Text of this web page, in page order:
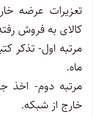
تعزیرات عرضه
کالای به فروش
مرتبه اول- تذکر
ماه.
مرتبه دوم- اخذ
خارج از شبکه.